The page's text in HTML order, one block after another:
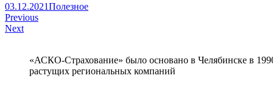
Артем
Краснов
03.12.2021Полезное
Навигация
по
Previous
Next
«АСКО-Страхование» было основано в Челябинске в
растущих региональных компаний